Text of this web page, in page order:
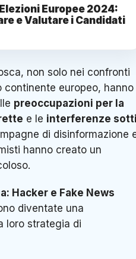
Europee 2024:
e Valutare i Candidati
non solo nei confronti
continente europeo, hanno
preoccupazioni per la
e le interferenze
di disinformazione
hanno creato un
Hacker e Fake News
diventate una
loro strategia di